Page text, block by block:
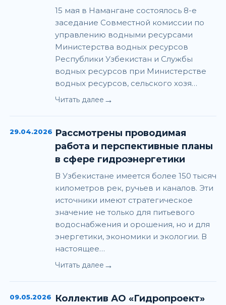
15 мая в Намангане состоялось 8-е
заседание Совместной комиссии по
управлению водными ресурсами
Министерства водных ресурсов
Республики Узбекистан и Службы
водных ресурсов при Министерстве
водных ресурсов, сельского хозя…
Читать далее →
29.04.2026 Рассмотрены проводимая
работа и перспективные планы
в сфере гидроэнергетики
В Узбекистане имеется более 150 тысяч
километров рек, ручьев и каналов. Эти
источники имеют стратегическое
значение не только для питьевого
водоснабжения и орошения, но и для
энергетики, экономики и экологии. В
настоящее…
Читать далее →
09.05.2026
Коллектив АО «Гидропроект»